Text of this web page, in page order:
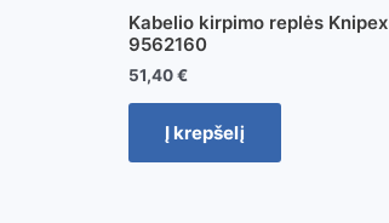
Kabelio kirpimo replės Knipex
9562160
51,40€
Į krepšelį